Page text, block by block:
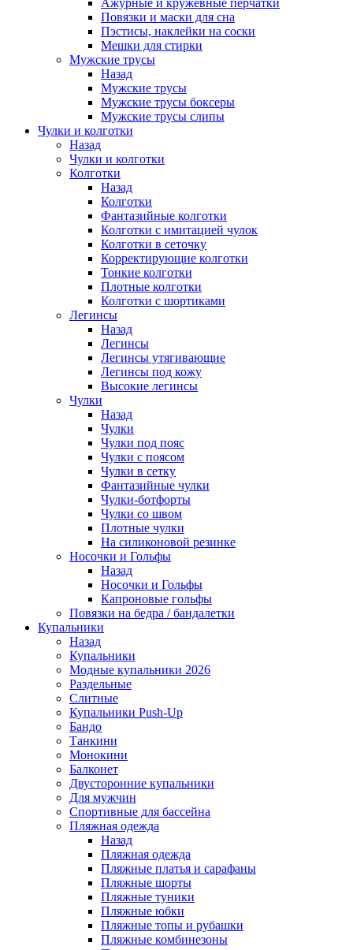
Ажурные и кружевные перчатки
Повязки и маски для сна
Пэстисы, наклейки на соски
Мешки для стирки
Мужские трусы
Назад
Мужские трусы
Мужские трусы боксеры
Мужские трусы слипы
Чулки и колготки
Назад
Чулки и колготки
Колготки
Назад
Колготки
Фантазийные колготки
Колготки с имитацией чулок
Колготки в сеточку
Корректирующие колготки
Тонкие колготки
Плотные колготки
Колготки с шортиками
Легинсы
Назад
Легинсы
Легинсы утягивающие
Легинсы под кожу
Высокие легинсы
Чулки
Назад
Чулки
Чулки под пояс
Чулки с поясом
Чулки в сетку
Фантазийные чулки
Чулки-ботфорты
Чулки со швом
Плотные чулки
На силиконовой резинке
Носочки и Гольфы
Назад
Носочки и Гольфы
Капроновые гольфы
Повязки на бедра / бандалетки
Купальники
Назад
Купальники
Модные купальники 2026
Раздельные
Слитные
Купальники Push-Up
Бандо
Танкини
Монокини
Балконет
Двусторонние купальники
Для мужчин
Спортивные для бассейна
Пляжная одежда
Назад
Пляжная одежда
Пляжные платья и сарафаны
Пляжные шорты
Пляжные туники
Пляжные юбки
Пляжные топы и рубашки
Пляжные комбинезоны